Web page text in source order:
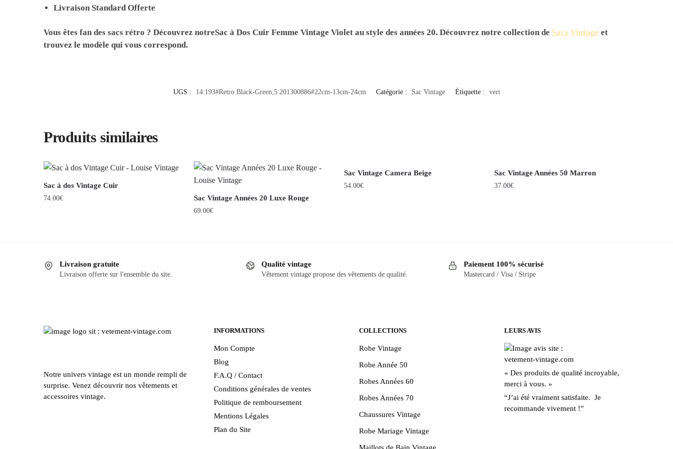
Livraison Standard Offerte
Vous êtes fan des sacs rétro ? Découvrez notreSac à Dos Cuir Femme Vintage Violet au style des années 20. Découvrez notre collection de Sacs Vintage et
trouvez le modèle qui vous correspond.
UGS : 14:193#Retro Black-Green;5:201300886#22cm-13cm-24cm Catégorie : Sac Vintage Étiquette : vert
Produits similaires
Sac à dos Vintage Cuir
74.00€
variations.
choisies
du
produit
Sac Vintage Années 20 Luxe Rouge
69.00€
Sac Vintage Camera Beige
54.00€
Sac Vintage Années 50 Marron
37.00€
Livraison gratuite
Livraison offerte sur l'ensemble du site.
Qualité vintage
Vêtement vintage propose des vêtements de qualité.
Paiement 100% sécurisé
Mastercard / Visa / Stripe
Notre univers vintage est un monde rempli de
surprise. Venez découvrir nos vêtements et
accessoires vintage.
INFORMATIONS
Mon Compte
Blog
F.A.Q / Contact
Conditions générales de ventes
Politique de remboursement
Mentions Légales
Plan du Site
COLLECTIONS
Robe Vintage
Robe Année 50
Robes Années 60
Robes Années 70
Chaussures Vintage
Robe Mariage Vintage
LEURS AVIS
« Des produits de qualité incroyable,
merci à vous. »
“J’ai été vraiment satisfaite. Je
recommande vivement !”